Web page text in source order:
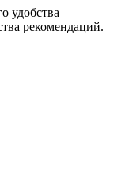
удобства
рекомендаций.